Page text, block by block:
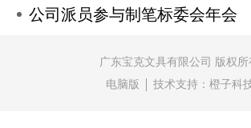
公司派员参与制笔标委会年会
广东宝克文具有限公司 版权所
电脑版
技术支持： 橙子科